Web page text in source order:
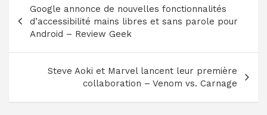
de
l’article
Google annonce de nouvelles fonctionnalités
d’accessibilité mains libres et sans parole pour
Android – Review Geek
Steve Aoki et Marvel lancent leur première
collaboration – Venom vs. Carnage